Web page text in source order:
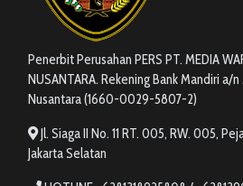
Penerbit Perusahan PERS PT. MEDIA
NUSANTARA. Rekening Bank Mandiri a/
Nusantara (1660-0029-5807-2)
Jl. Siaga II No. 11 RT. 005, RW. 005,
Jakarta Selatan